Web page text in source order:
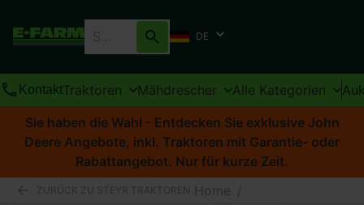
DE
KontaktTraktoren Mähdrescher Alle Kategorien
Sie haben die Wahl - Entdecken Sie exklusive John
Deere Angebote, inkl. Traktoren mit Garantie- oder
Rabattangebot. Nur für kurze Zeit.
ZURÜCK ZU STEYR TRAKTOREN Home /